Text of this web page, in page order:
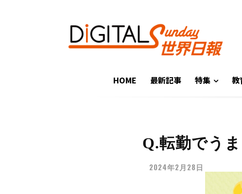
HOME 最新記事 特集 教
Q.転勤でう
2024年2月28日